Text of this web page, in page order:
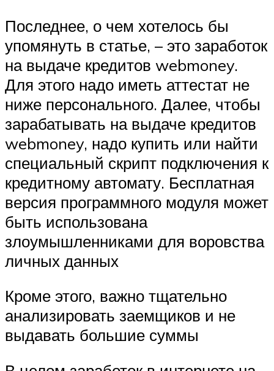
Последнее, о чем хотелось бы
упомянуть в статье, – это заработок
на выдаче кредитов webmoney.
Для этого надо иметь аттестат не
ниже персонального. Далее, чтобы
зарабатывать на выдаче кредитов
webmoney, надо купить или найти
специальный скрипт подключения к
кредитному автомату. Бесплатная
версия программного модуля может
быть использована
злоумышленниками для воровства
личных данных
Кроме этого, важно тщательно
анализировать заемщиков и не
выдавать большие суммы